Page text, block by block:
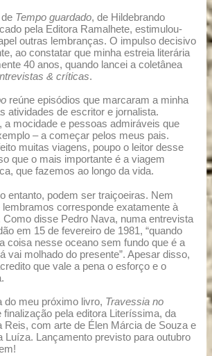
Tempo guardado, de Hildebrando
pela Editora Ramalhete, estimulou-
outras lembranças. O impulso decisivo
ao constatar que minha estreia literária
40 anos, quando lancei a coletânea
& críticas.
reúne episódios que marcaram a minha
atividades de escritor e jornalista.
a mocidade e pessoas admiráveis que
– a começar pelos meus pais.
muitas viagens, poupo o leitor desse
que o mais importante é a viagem
que fazemos ao longo da vida.
entanto, podem ser traiçoeiras. Nem
lembramos corresponde exatamente à
Como disse Pedro Nava, numa entrevista
em 15 de fevereiro de 1981, “quando
coisa nesse oceano sem fundo que é a
vai molhado do presente”. Apesar disso,
que vale a pena o esforço e o
do meu próximo livro, Travessia no
finalização pela editora Literíssima, da
Reis, com arte de Élen Márcia de Souza e
Luíza. Lançamento previsto para outubro